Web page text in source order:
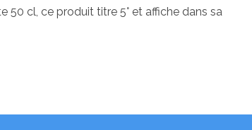
50 cl, ce produit titre 5° et affiche dans sa